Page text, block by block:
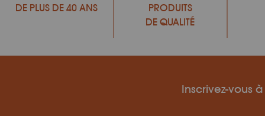
DE PLUS DE 40 ANS
PRODUITS
DE QUALITÉ
Inscrivez-vous